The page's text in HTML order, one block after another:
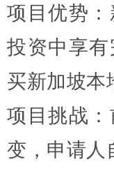
项目优势
投资中享
买新加坡本
项目挑战
变，申请人